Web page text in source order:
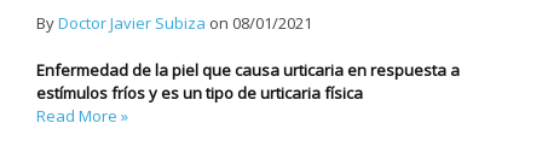
ByDoctor Javier Subiza on 08/01/2021
Enfermedad de la piel que causa urticaria en respuesta a
estímulos fríos y es un tipo de urticaria física
Read More »